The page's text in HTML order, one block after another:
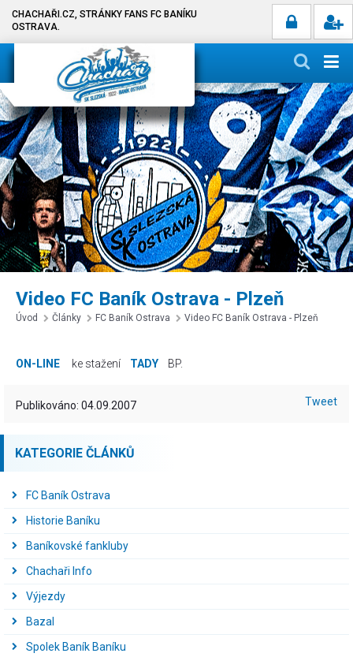
CHACHAŘI.CZ, STRÁNKY FANS FC BANÍKU
OSTRAVA.
Video FC Baník Ostrava - Plzeň
Úvod Články FC Baník Ostrava Video FC Baník Ostrava - Plzeň
ON-LINE ke stažení TADY BP.
Publikováno: 04.09.2007 Tweet
KATEGORIE ČLÁNKŮ
FC Baník Ostrava
Historie Baníku
Baníkovské fankluby
Chachaři Info
Výjezdy
Bazal
Spolek Baník Baníku